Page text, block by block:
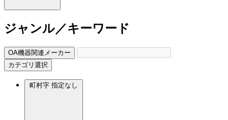
ジャンル／キーワード
OA機器関連メーカー
カテゴリ選択
町村字 指定なし